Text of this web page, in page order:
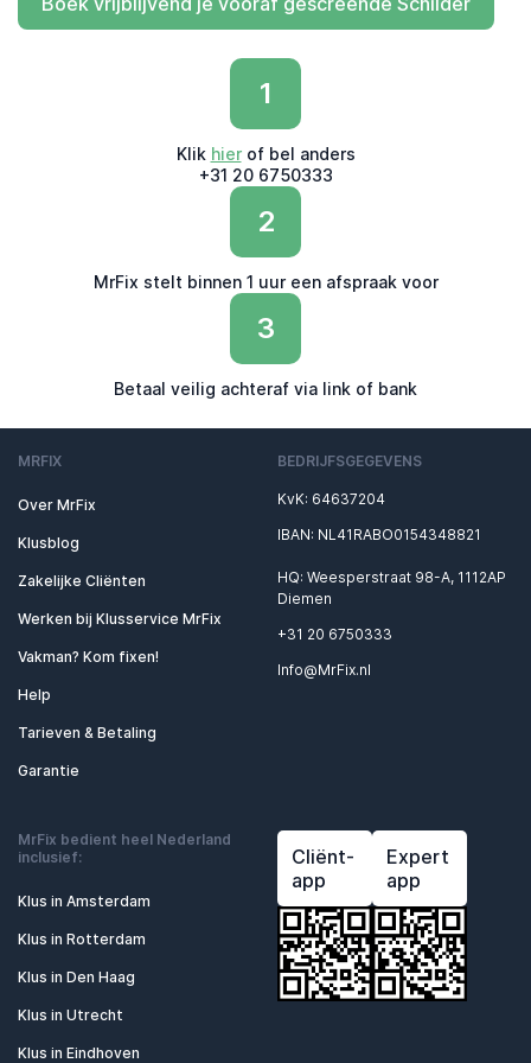
1
Klik hierof bel anders
+31 20 6750333
2
MrFix stelt binnen 1 uur een afspraak voor
3
Betaal veilig achteraf via link of bank
MRFIX
Over MrFix
Klusblog
Zakelijke Cliënten
Werken bij Klusservice MrFix
Vakman? Kom fixen!
Help
Tarieven & Betaling
Garantie
BEDRIJFSGEGEVENS
KvK: 64637204
IBAN: NL41RABO0154348821
HQ: Weesperstraat 98-A, 1112AP
Diemen
+31 20 6750333
Info@MrFix.nl
MrFix bedient heel Nederland
inclusief:
Klus in Amsterdam
Klus in Rotterdam
Klus in Den Haag
Klus in Utrecht
Klus in Eindhoven
Cliënt-
app
Expert
app